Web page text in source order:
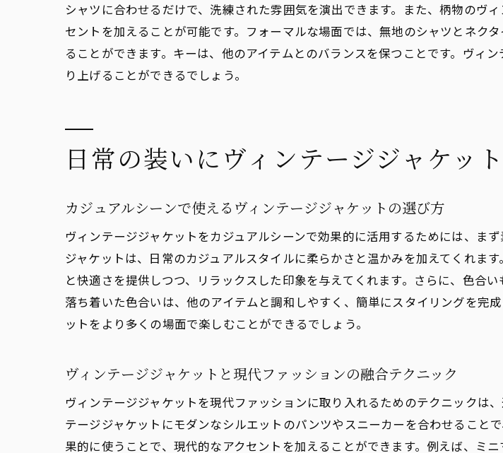
シャツに合わせるだけで、洗練された雰囲気を演出できます。また、柄物のヴ
セントを加えることが可能です。フォーマルな場面では、無地のシャツとネク
ることができます。キーは、他のアイテムとのバランスを保つことです。ヴィ
り上げることができるでしょう。
日常の装いにヴィンテージジャケッ
カジュアルシーンで使えるヴィンテージジャケットの選び方
ヴィンテージジャケットをカジュアルシーンで効果的に活用するためには、ま
ジャケットは、日常のカジュアルスタイルに柔らかさと温かみを加えてくれま
と快適さを提供しつつ、リラックスした印象を与えてくれます。さらに、色合
落ち着いた色合いは、他のアイテムと調和しやすく、簡単にスタイリングを完
ットをより多くの場面で楽しむことができるでしょう。
ヴィンテージジャケットと現代ファッションの融合テクニック
ヴィンテージジャケットを現代ファッションに取り入れるためのテクニックは
テージジャケットにモダンなシルエットのパンツやスニーカーを合わせること
果的に使うことで、現代的なアクセントを加えることができます。例えば、ミ